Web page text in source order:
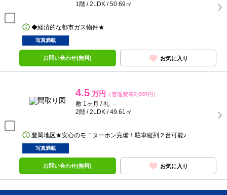
1階 / 2LDK / 50.69㎡
◆経済的な都市ガス物件★
写真満載
お問い合わせ(無料) お気に入り
4.5 万円 （管理費等2,000円）
敷 1ヶ月 / 礼 －
2階 / 2LDK / 49.61㎡
豊岡地区★安心のモニターホン完備！駐車縦列２台可能♪
写真満載
お問い合わせ(無料) お気に入り